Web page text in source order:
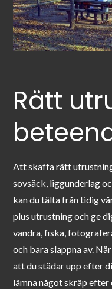
Rätt
Att skaffa rätt
sovsäck, liggunderlag
kan du tälta från tidig
plus utrustning och ge
vandra, fiska,
och bara slappna av.
att du städar upp efter
lämna något skräp efter